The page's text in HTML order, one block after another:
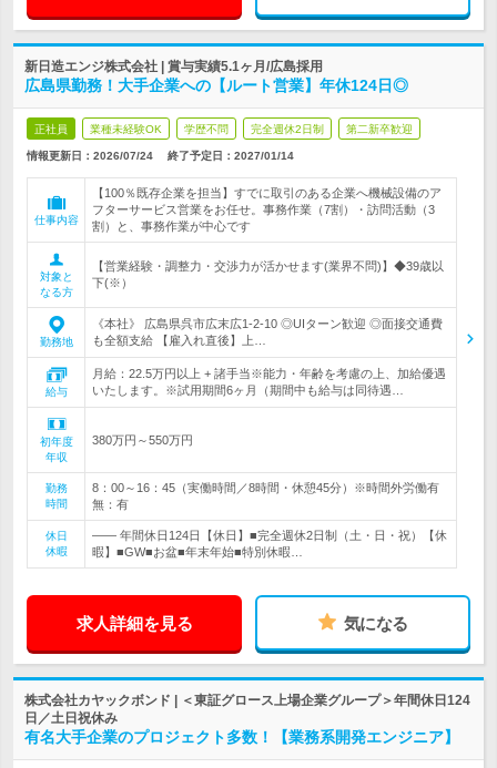
新日造エンジ株式会社 | 賞与実績5.1ヶ月/広島採用
広島県勤務！大手企業への【ルート営業】年休124日◎
正社員 業種未経験OK 学歴不問 完全週休2日制 第二新卒歓迎
情報更新日：2026/07/24 終了予定日： 2027/01/14
仕事内容
【100％既存企業を担当】すでに取引のある企業へ機械設備のア
フターサービス営業をお任せ。事務作業（7割）・訪問活動（3
割）と、事務作業が中心です
対象と
なる方
【営業経験・調整力・交渉力が活かせます(業界不問)】◆39歳以
下(※）
勤務地
《本社》 広島県呉市広末広1-2-10 ◎UIターン歓迎 ◎面接交通費
も全額支給 【雇入れ直後】上…
給与
月給：22.5万円以上 + 諸手当※能力・年齢を考慮の上、加給優遇
いたします。※試用期間6ヶ月（期間中も給与は同待遇…
初年度
年収
380万円～550万円
勤務
時間
8：00～16：45（実働時間／8時間・休憩45分）※時間外労働有
無：有
休日
休暇
―― 年間休日124日【休日】■完全週休2日制（土・日・祝）【休
暇】■GW■お盆■年末年始■特別休暇…
求人詳細を見る 気になる
株式会社カヤックボンド | ＜東証グロース上場企業グループ＞年間休日124
日／土日祝休み
有名大手企業のプロジェクト多数！【業務系開発エンジニア】